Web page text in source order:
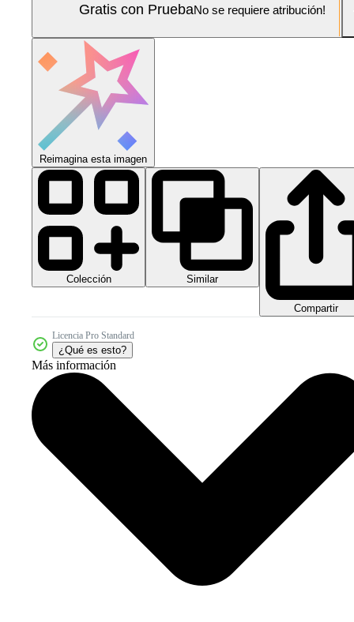
Gratis con PruebaNo se requiere atribución!
Reimagina esta imagen
Colección Similar
Compartir
Licencia Pro Standard
¿Qué es esto?
Más información